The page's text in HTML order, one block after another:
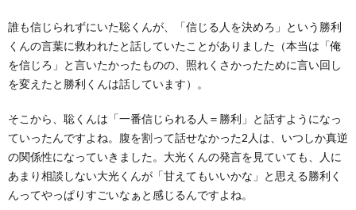
誰も信じられずにいた聡くんが、「信じる人を決めろ」という勝利
くんの言葉に救われたと話していたことがありました（本当は「俺
を信じろ」と言いたかったものの、照れくさかったために言い回し
を変えたと勝利くんは話しています）。
そこから、聡くんは「一番信じられる人＝勝利」と話すようになっ
ていったんですよね。腹を割って話せなかった2人は、いつしか真逆
の関係性になっていきました。大光くんの発言を見ていても、人に
あまり相談しない大光くんが「甘えてもいいかな」と思える勝利く
んってやっぱりすごいなぁと感じるんですよね。